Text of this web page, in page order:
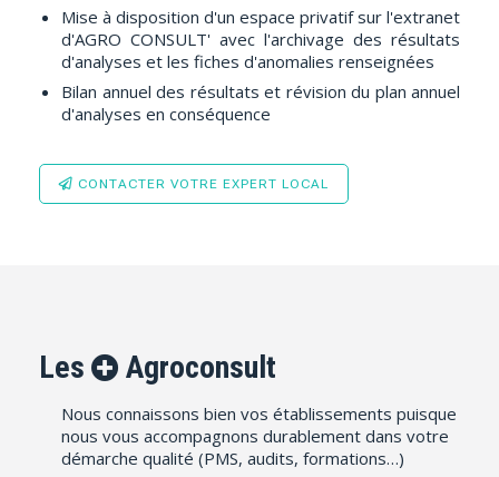
Mise à disposition d'un espace privatif sur l'extranet
d'AGRO CONSULT' avec l'archivage des résultats
d'analyses et les fiches d'anomalies renseignées
Bilan annuel des résultats et révision du plan annuel
d'analyses en conséquence
CONTACTER VOTRE EXPERT LOCAL
Les Agroconsult
Nous connaissons bien vos établissements puisque
nous vous accompagnons durablement dans votre
démarche qualité (PMS, audits, formations…)